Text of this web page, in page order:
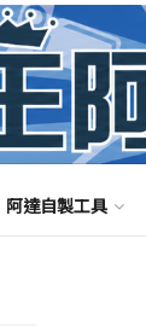
阿達自製工具